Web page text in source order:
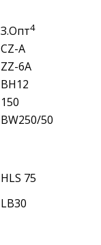
З.Опт4
CZ-A
ZZ-6A
ВН12
150
BW250/50
HLS 75
LB30